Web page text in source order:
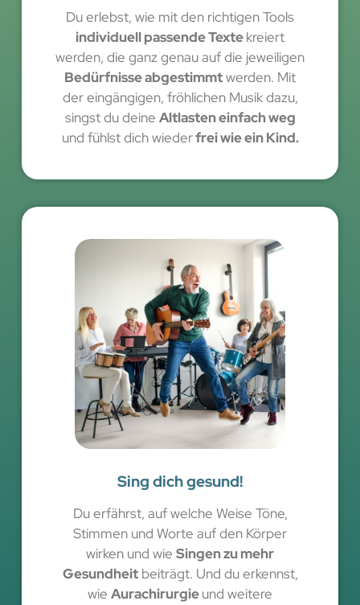
Du erlebst, wie mit den richtigen Tools
individuell passende Textekreiert
werden, die ganz genau auf die jeweiligen
Bedürfnisse abgestimmtwerden. Mit
der eingängigen, fröhlichen Musik dazu,
singst du deine Altlasten einfach weg
und fühlst dich wiederfrei wie ein Kind.
Sing dich gesund!
Du erfährst, auf welche Weise Töne,
Stimmen und Worte auf den Körper
wirken und wie Singen zu mehr
Gesundheitbeiträgt. Und du erkennst,
wie Aurachirurgieund weitere